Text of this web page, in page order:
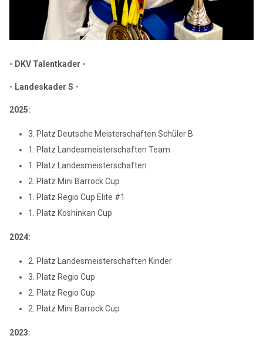
- DKV Talentkader -
- Landeskader S -
2025:
3. Platz Deutsche Meisterschaften Schüler B
1. Platz Landesmeisterschaften Team
1. Platz Landesmeisterschaften
2. Platz Mini Barrock Cup
1. Platz Regio Cup Elite #1
1. Platz Koshinkan Cup
2024:
2. Platz Landesmeisterschaften Kinder
3. Platz Regio Cup
2. Platz Regio Cup
2. Platz Mini Barrock Cup
2023: